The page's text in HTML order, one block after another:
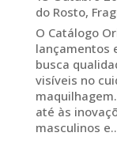
do Rosto,
O Catálogo
lançamentos
busca
visíveis no
até às
masculinos